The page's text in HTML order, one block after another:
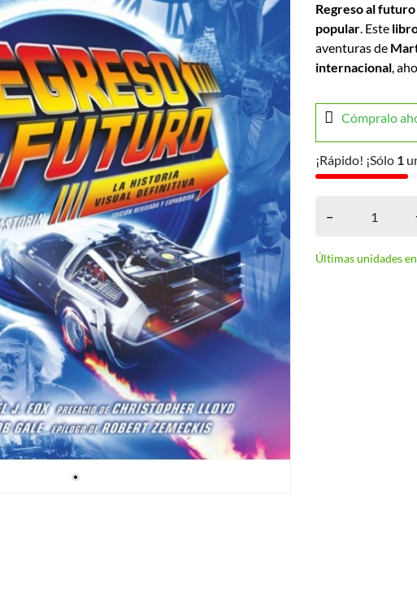
Regreso al futuro
popular. Este
aventuras de
internacional,
Cómpralo
¡Rápido! ¡Sólo 1
–
Últimas unidades